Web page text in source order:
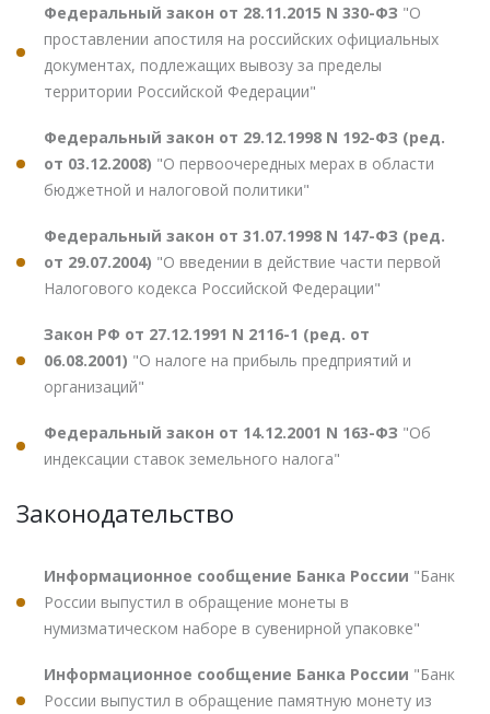
Федеральный закон от 28.11.2015 N 330-ФЗ "О
проставлении апостиля на российских официальных
документах, подлежащих вывозу за пределы
территории Российской Федерации"
Федеральный закон от 29.12.1998 N 192-ФЗ (ред.
от 03.12.2008) "О первоочередных мерах в области
бюджетной и налоговой политики"
Федеральный закон от 31.07.1998 N 147-ФЗ (ред.
от 29.07.2004) "О введении в действие части первой
Налогового кодекса Российской Федерации"
Закон РФ от 27.12.1991 N 2116-1 (ред. от
06.08.2001) "О налоге на прибыль предприятий и
организаций"
Федеральный закон от 14.12.2001 N 163-ФЗ "Об
индексации ставок земельного налога"
Законодательство
Информационное сообщение Банка России "Банк
России выпустил в обращение монеты в
нумизматическом наборе в сувенирной упаковке"
Информационное сообщение Банка России "Банк
России выпустил в обращение памятную монету из